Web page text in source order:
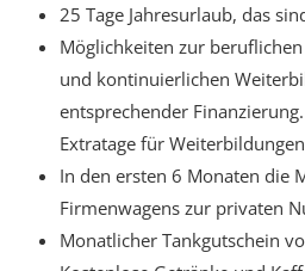
25 Tage Jahresurlaub, das
Möglichkeiten zur
und kontinuierlichen
entsprechender
Extratage für Weiterbildungen
In den ersten 6 Monaten die
Firmenwagens zur privaten
Monatlicher Tankgutschein